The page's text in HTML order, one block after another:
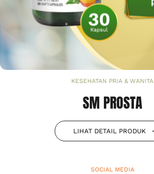
KESEHATAN PRIA & WANITA
SM PROSTA
LIHAT DETAIL PRODUK
SOCIAL MEDIA